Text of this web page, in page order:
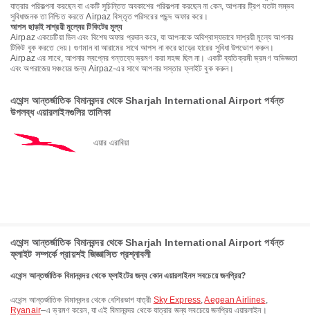
যাত্রার পরিকল্পনা করছেন বা একটি সুচিন্তিত অবকাশের পরিকল্পনা করছেন না কেন, আপনার ট্রিপ যতটা সম্ভব
সুবিধাজনক তা নিশ্চিত করতে Airpaz বিস্তৃত পরিসরের পছন্দ অফার করে।
আপস ছাড়াই সাশ্রয়ী মূল্যের টিকিটের মূল্য
Airpaz একচেটিয়া ডিল এবং বিশেষ অফার প্রদান করে, যা আপনাকে অবিশ্বাস্যভাবে সাশ্রয়ী মূল্যে আপনার
টিকিট বুক করতে দেয়। গুণমান বা আরামের সাথে আপস না করে ছাড়ের হারের সুবিধা উপভোগ করুন।
Airpaz এর সাথে, আপনার স্বপ্নের গন্তব্যে ভ্রমণ করা সহজ ছিল না। একটি ব্যতিক্রমী ভ্রমণ অভিজ্ঞতা
এবং অপরাজেয় সঞ্চয়ের জন্য Airpaz-এর সাথে আপনার সস্তার ফ্লাইট বুক করুন।
এথেন্স আন্তর্জাতিক বিমানবন্দর থেকে Sharjah International Airport পর্যন্ত
উপলব্ধ এয়ারলাইনগুলির তালিকা
এয়ার এরাবিয়া
এথেন্স আন্তর্জাতিক বিমানবন্দর থেকে Sharjah International Airport পর্যন্ত
ফ্লাইট সম্পর্কে প্রায়শই জিজ্ঞাসিত প্রশ্নাবলী
এথেন্স আন্তর্জাতিক বিমানবন্দর থেকে ফ্লাইটের জন্য কোন এয়ারলাইনস সবচেয়ে জনপ্রিয়?
এথেন্স আন্তর্জাতিক বিমানবন্দর থেকে বেশিরভাগ যাত্রী Sky Express,Aegean Airlines,
Ryanair–এ ভ্রমণ করেন, যা এই বিমানবন্দর থেকে যাত্রার জন্য সবচেয়ে জনপ্রিয় এয়ারলাইন।